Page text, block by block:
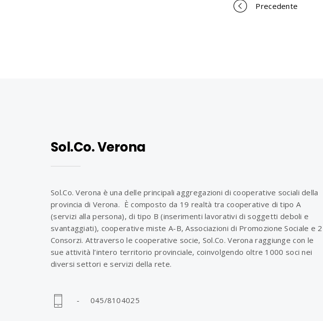
Portfolio
Precedente
Sol.Co. Verona
Sol.Co. Verona è una delle principali aggregazioni di cooperative sociali della
provincia di Verona. È composto da 19 realtà tra cooperative di tipo A
(servizi alla persona), di tipo B (inserimenti lavorativi di soggetti deboli e
svantaggiati), cooperative miste A-B, Associazioni di Promozione Sociale e 2
Consorzi. Attraverso le cooperative socie, Sol.Co. Verona raggiunge con le
sue attività l’intero territorio provinciale, coinvolgendo oltre 1000 soci nei
diversi settori e servizi della rete.
- 045/8104025